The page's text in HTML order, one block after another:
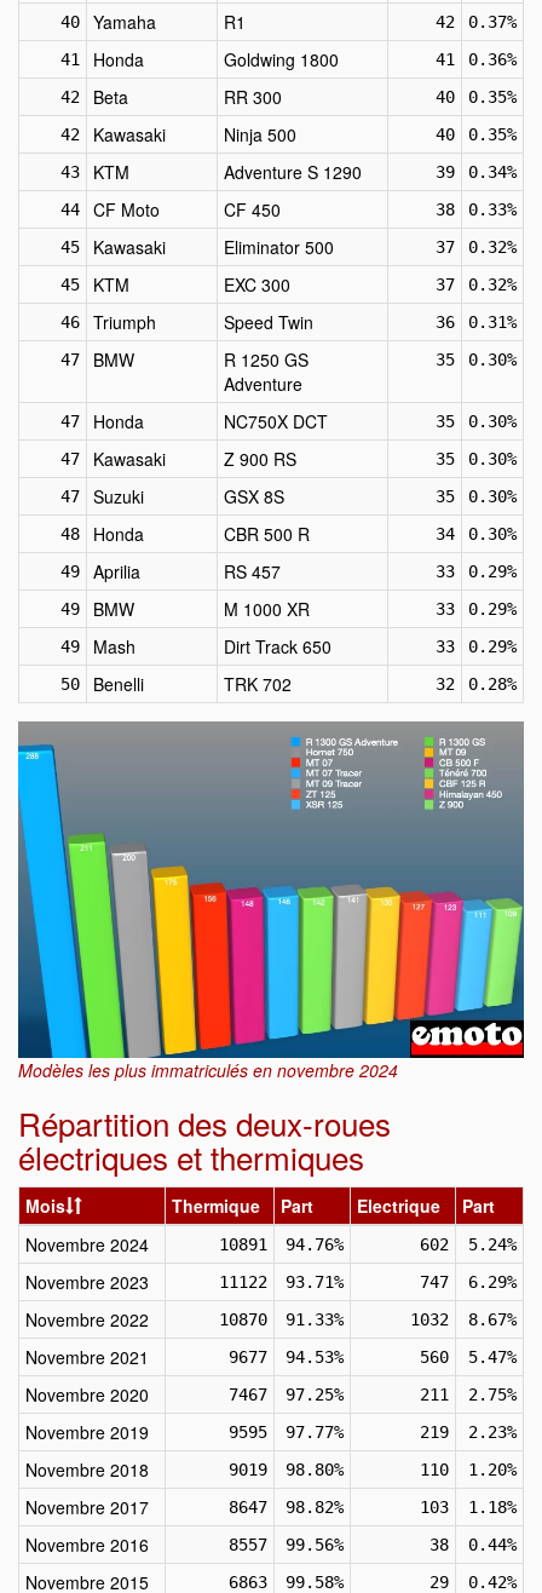
40
Yamaha R1 42
0.37%
41
Honda Goldwing 1800 41
0.36%
42
Beta RR 300 40
0.35%
42
Kawasaki Ninja 500 40
0.35%
43
KTM Adventure S 1290 39
0.34%
44
CF Moto CF 450 38
0.33%
45
Kawasaki Eliminator 500 37
0.32%
45
KTM EXC 300 37
0.32%
46
Triumph Speed Twin 36
0.31%
47
BMW
R 1250 GS
Adventure
35 0.30%
47 Honda NC750X DCT 35
0.30%
47
Kawasaki Z 900 RS 35
0.30%
47
Suzuki GSX 8S 35
0.30%
48
Honda CBR 500 R 34
0.30%
49
Aprilia RS 457 33
0.29%
49
BMW M 1000 XR 33
0.29%
49
Mash Dirt Track 650 33
0.29%
50
Benelli TRK 702 32 0.28%
Modèles les plus immatriculés en novembre 2024
Répartition des deux-roues
électriques et thermiques
Mois Thermique Part Electrique
Part
Novembre 2024
10891 94.76% 602 5.24%
Novembre 2023 11122 93.71% 747 6.29%
Novembre 2022 10870 91.33% 1032 8.67%
Novembre 2021 9677 94.53% 560 5.47%
Novembre 2020 7467 97.25% 211 2.75%
Novembre 2019 9595 97.77% 219 2.23%
Novembre 2018 9019 98.80% 110 1.20%
Novembre 2017 8647 98.82% 103 1.18%
Novembre 2016 8557 99.56% 38 0.44%
Novembre 2015 6863 99.58% 29 0.42%